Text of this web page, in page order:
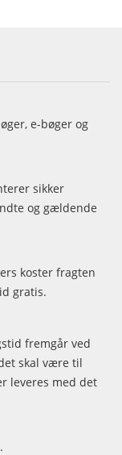
e-bøger og
sikker
og gældende
koster fragten
gratis.
fremgår ved
skal være til
leveres med det